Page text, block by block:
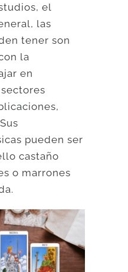
el
las
tener son
la
en
pueden ser
castaño
o marrones